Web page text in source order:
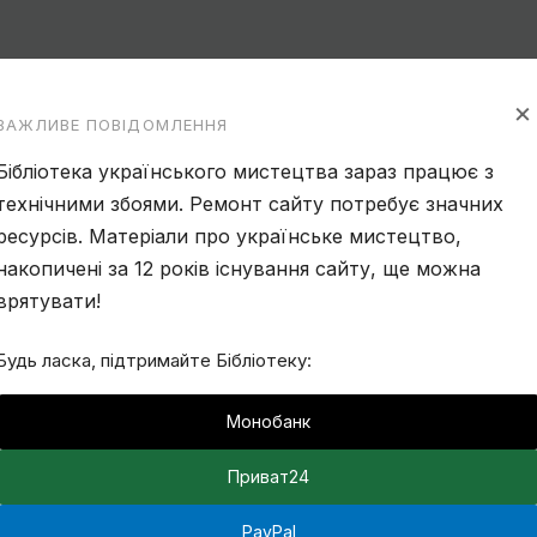
×
ПОВІДОМЛЕННЯ
українського мистецтва зараз працює з
збоями. Ремонт сайту потребує значних
Матеріали про українське мистецтво,
за 12 років існування сайту, ще можна
ласка, підтримайте Бібліотеку:
Монобанк
Приват24
PayPal